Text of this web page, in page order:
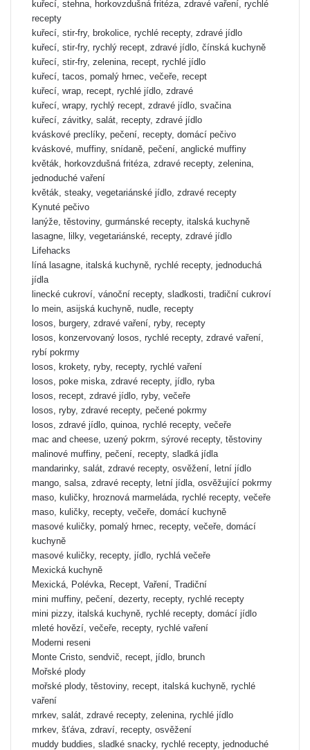
kuřecí, stehna, horkovzdušná fritéza, zdravé vaření, rychlé
recepty
kuřecí, stir-fry, brokolice, rychlé recepty, zdravé jídlo
kuřecí, stir-fry, rychlý recept, zdravé jídlo, čínská kuchyně
kuřecí, stir-fry, zelenina, recept, rychlé jídlo
kuřecí, tacos, pomalý hrnec, večeře, recept
kuřecí, wrap, recept, rychlé jídlo, zdravé
kuřecí, wrapy, rychlý recept, zdravé jídlo, svačina
kuřecí, závitky, salát, recepty, zdravé jídlo
kváskové preclíky, pečení, recepty, domácí pečivo
kváskové, muffiny, snídaně, pečení, anglické muffiny
květák, horkovzdušná fritéza, zdravé recepty, zelenina,
jednoduché vaření
květák, steaky, vegetariánské jídlo, zdravé recepty
Kynuté pečivo
lanýže, těstoviny, gurmánské recepty, italská kuchyně
lasagne, lilky, vegetariánské, recepty, zdravé jídlo
Lifehacks
líná lasagne, italská kuchyně, rychlé recepty, jednoduchá
jídla
linecké cukroví, vánoční recepty, sladkosti, tradiční cukroví
lo mein, asijská kuchyně, nudle, recepty
losos, burgery, zdravé vaření, ryby, recepty
losos, konzervovaný losos, rychlé recepty, zdravé vaření,
rybí pokrmy
losos, krokety, ryby, recepty, rychlé vaření
losos, poke miska, zdravé recepty, jídlo, ryba
losos, recept, zdravé jídlo, ryby, večeře
losos, ryby, zdravé recepty, pečené pokrmy
losos, zdravé jídlo, quinoa, rychlé recepty, večeře
mac and cheese, uzený pokrm, sýrové recepty, těstoviny
malinové muffiny, pečení, recepty, sladká jídla
mandarinky, salát, zdravé recepty, osvěžení, letní jídlo
mango, salsa, zdravé recepty, letní jídla, osvěžující pokrmy
maso, kuličky, hroznová marmeláda, rychlé recepty, večeře
maso, kuličky, recepty, večeře, domácí kuchyně
masové kuličky, pomalý hrnec, recepty, večeře, domácí
kuchyně
masové kuličky, recepty, jídlo, rychlá večeře
Mexická kuchyně
Mexická, Polévka, Recept, Vaření, Tradiční
mini muffiny, pečení, dezerty, recepty, rychlé recepty
mini pizzy, italská kuchyně, rychlé recepty, domácí jídlo
mleté hovězí, večeře, recepty, rychlé vaření
Moderni reseni
Monte Cristo, sendvič, recept, jídlo, brunch
Mořské plody
mořské plody, těstoviny, recept, italská kuchyně, rychlé
vaření
mrkev, salát, zdravé recepty, zelenina, rychlé jídlo
mrkev, šťáva, zdraví, recepty, osvěžení
muddy buddies, sladké snacky, rychlé recepty, jednoduché